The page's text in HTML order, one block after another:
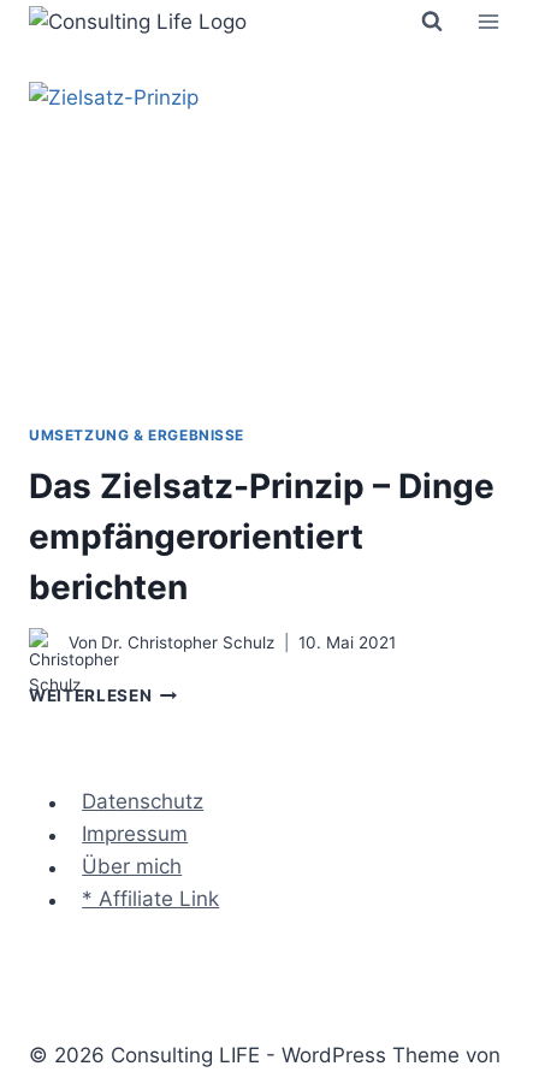
Zum
springen
UMSETZUNG & ERGEBNISSE
Das Zielsatz-Prinzip – Dinge
empfängerorientiert
berichten
Von Dr. Christopher Schulz 10. Mai 2021
WEITERLESEN DAS
DINGE
EMPFÄNGERORIENTIERT
BERICHTEN
Datenschutz
Impressum
Über mich
* Affiliate Link
© 2026 Consulting LIFE - WordPress Theme von